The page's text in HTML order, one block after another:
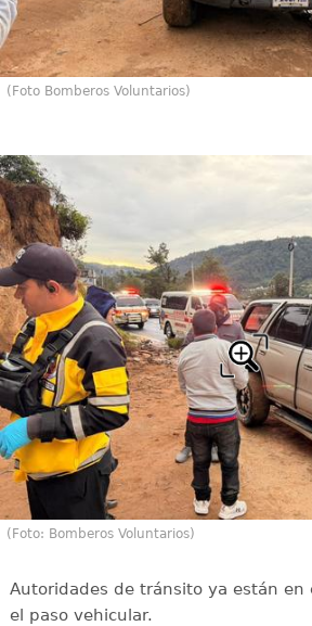
(Foto Bomberos Voluntarios)
(Foto: Bomberos Voluntarios)
Autoridades de tránsito ya están en
el paso vehicular.